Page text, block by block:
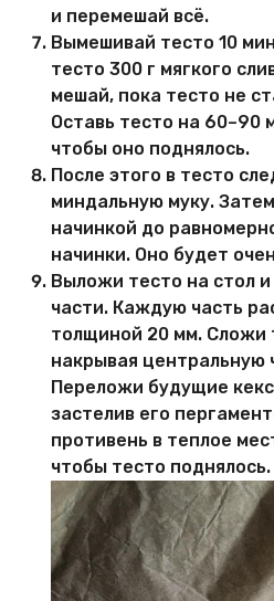
и перемешай всё.
Вымешивай тесто 10
тесто 300 г мягкого
мешай, пока тесто не
Оставь тесто на 60–90
чтобы оно поднялось.
После этого в тесто
миндальную муку.
начинкой до
начинки. Оно будет
Выложи тесто на стол
части. Каждую часть
толщиной 20 мм. Сложи
накрывая центральную
Переложи будущие
застелив его
противень в теплое
чтобы тесто поднялось.